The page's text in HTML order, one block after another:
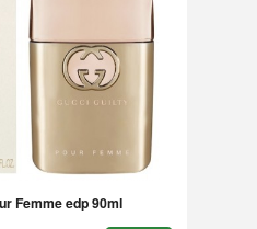
Femme edp 90ml